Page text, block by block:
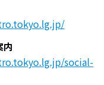
social-